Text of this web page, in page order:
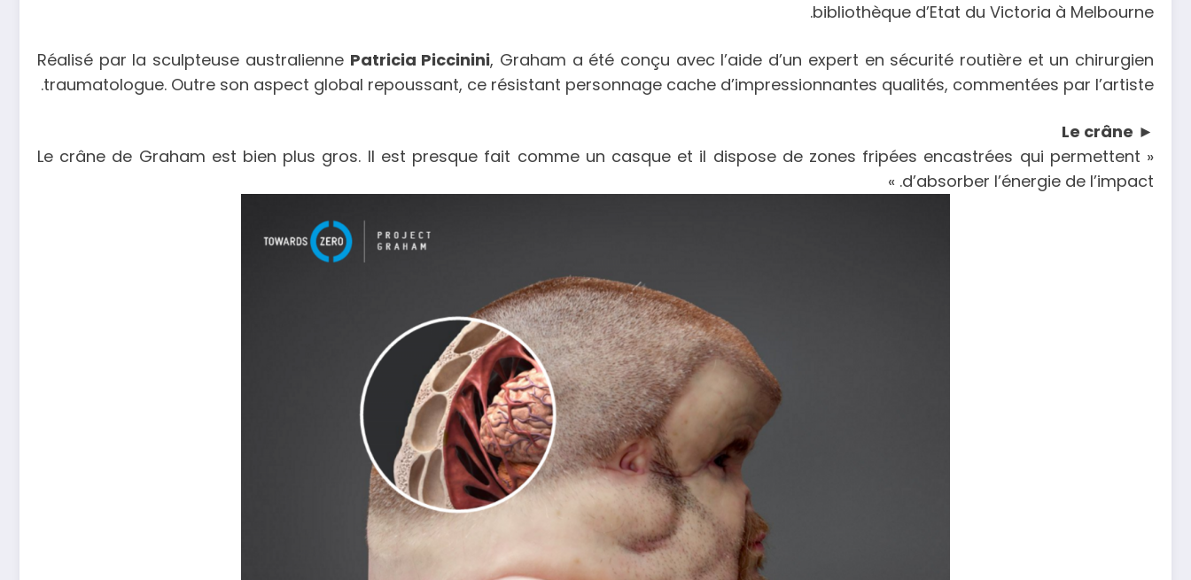
bibliothèque d’Etat du Victoria à Melbourne.
Réalisé par la sculpteuse australienne Patricia Piccinini, Graham a été conçu avec l’aide d’un expert en sécurité routière et un chirurgien
traumatologue. Outre son aspect global repoussant, ce résistant personnage cache d’impressionnantes qualités, commentées par l’artiste.
►
Le crâne
« Le crâne de Graham est bien plus gros. Il est presque fait comme un casque et il dispose de zones fripées encastrées qui permettent
d’absorber l’énergie de l’impact. »